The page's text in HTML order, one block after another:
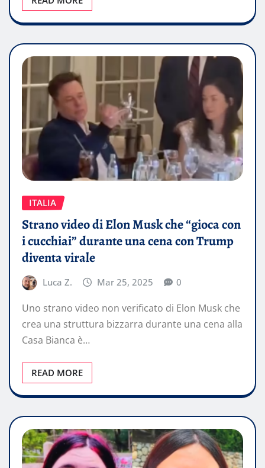
ITALIA
Strano video di Elon Musk che “gioca con
i cucchiai” durante una cena con Trump
diventa virale
Luca Z. Mar 25, 2025 0
Uno strano video non verificato di Elon Musk che
crea una struttura bizzarra durante una cena alla
Casa Bianca è…
READ MORE